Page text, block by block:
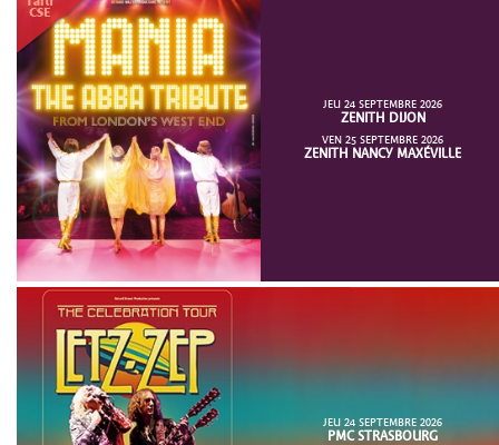
JEU 24 SEPTEMBRE 2026
ZENITH DIJON
VEN 25 SEPTEMBRE 2026
ZENITH NANCY MAXÉVILLE
JEU 24 SEPTEMBRE 2026
PMC STRASBOURG